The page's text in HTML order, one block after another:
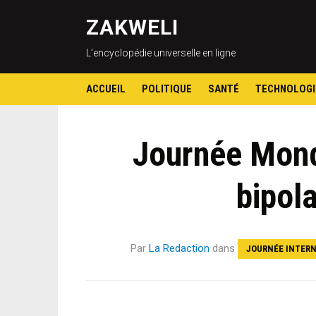
ZAKWELI
L’encyclopédie universelle en ligne
ACCUEIL POLITIQUE SANTÉ
Journée
Par La Redaction dans JOURNÉE